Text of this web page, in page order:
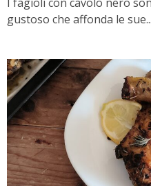
Ricette,Secondi